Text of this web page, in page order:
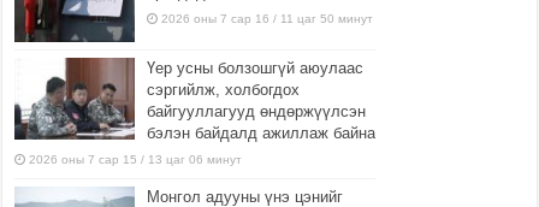
2026 оны 7 сар 16 / 11 цаг 50 минут
Үер усны болзошгүй аюулаас
сэргийлж, холбогдох
байгууллагууд өндөржүүлсэн
бэлэн байдалд ажиллаж байна
2026 оны 7 сар 15 / 13 цаг 06 минут
Монгол адууны үнэ цэнийг